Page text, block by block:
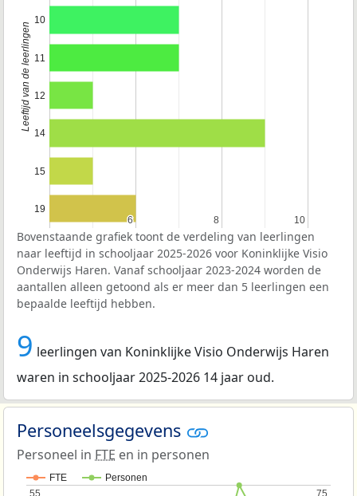
6
6 8
8 10
10
10
11
12
14
15
19
Leeftijd van de leerlingen
Bovenstaande grafiek toont de verdeling van leerlingen
naar leeftijd in schooljaar 2025-2026 voor Koninklijke Visio
Onderwijs Haren. Vanaf schooljaar 2023-2024 worden de
aantallen alleen getoond als er meer dan 5 leerlingen een
bepaalde leeftijd hebben.
9 leerlingen van Koninklijke Visio Onderwijs Haren
waren in schooljaar 2025-2026 14 jaar oud.
Personeelsgegevens
Personeel in FTE en in personen
FTE Personen
55
55 75
75